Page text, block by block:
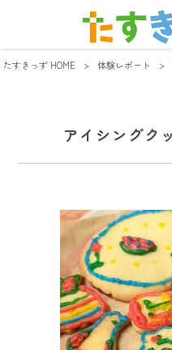
たすきっず HOME > 体験レポート >
アイシングク